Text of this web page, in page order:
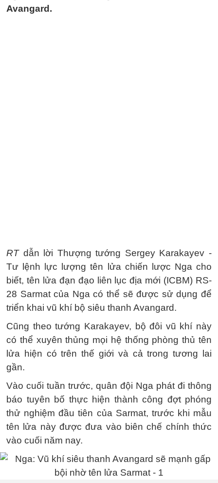
Avangard.
RTdẫn lời Thượng tướng Sergey Karakayev -
Tư lệnh lực lượng tên lửa chiến lược Nga cho
biết, tên lửa đạn đạo liên lục địa mới (ICBM) RS-
28 Sarmat của Nga có thể sẽ được sử dụng để
triển khai vũ khí bộ siêu thanh Avangard.
Cũng theo tướng Karakayev, bộ đôi vũ khí này
có thể xuyên thủng mọi hệ thống phòng thủ tên
lửa hiện có trên thế giới và cả trong tương lai
gần.
Vào cuối tuần trước, quân đội Nga phát đi thông
báo tuyên bố thực hiện thành công đợt phóng
thử nghiệm đầu tiên của Sarmat, trước khi mẫu
tên lửa này được đưa vào biên chế chính thức
vào cuối năm nay.